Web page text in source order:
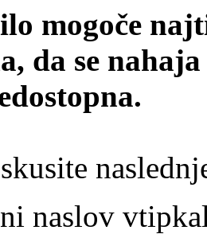
mogoče
da se
naslov